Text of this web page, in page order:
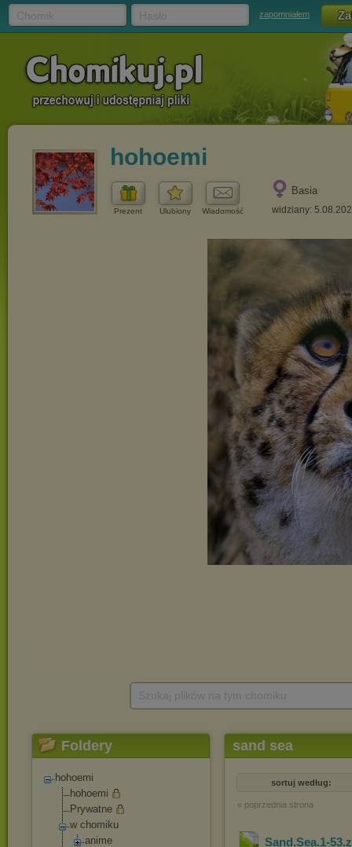
zapomniałem
hohoemi
Prezent Ulubiony Wiadomość
Basia
widziany:
Foldery
hohoemi
hohoemi
Prywatne
w chomiku
anime
sand sea
sortuj według:
« poprzednia strona
Sand.Sea.1-53